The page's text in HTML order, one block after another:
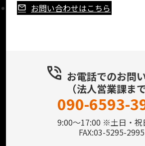
お問い合わせはこちら
お電話でのお問
（法人営業課まで
090-6593-
9:00～17:00 ※土日・祝
FAX:03-5295-2995